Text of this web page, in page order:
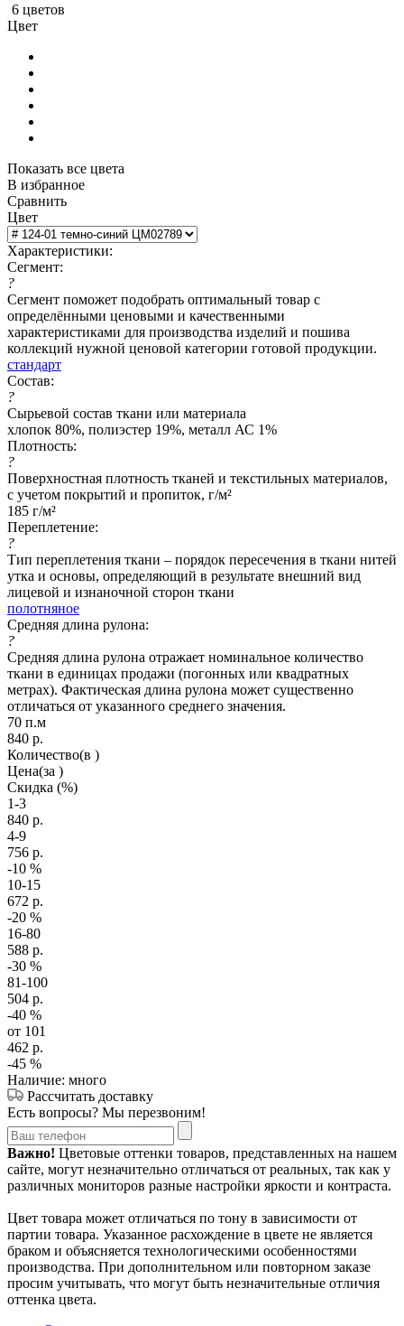
6 цветов
Цвет
Показать все цвета
В избранное
Сравнить
Цвет
Характеристики:
Сегмент:
?
Сегмент поможет подобрать оптимальный товар с
определёнными ценовыми и качественными
характеристиками для производства изделий и пошива
коллекций нужной ценовой категории готовой продукции.
стандарт
Состав:
?
Сырьевой состав ткани или материала
хлопок 80%, полиэстер 19%, металл АС 1%
Плотность:
?
Поверхностная плотность тканей и текстильных материалов,
с учетом покрытий и пропиток, г/м²
185 г/м²
Переплетение:
?
Тип переплетения ткани – порядок пересечения в ткани нитей
утка и основы, определяющий в результате внешний вид
лицевой и изнаночной сторон ткани
полотняное
Средняя длина рулона:
?
Средняя длина рулона отражает номинальное количество
ткани в единицах продажи (погонных или квадратных
метрах). Фактическая длина рулона может существенно
отличаться от указанного среднего значения.
70 п.м
840 р.
Количество(в )
Цена(за )
Скидка (%)
1-3
840 р.
4-9
756 р.
-10 %
10-15
672 р.
-20 %
16-80
588 р.
-30 %
81-100
504 р.
-40 %
от 101
462 р.
-45 %
Наличие: много
Рассчитать доставку
Есть вопросы? Мы перезвоним!
Важно! Цветовые оттенки товаров, представленных на нашем
сайте, могут незначительно отличаться от реальных, так как у
различных мониторов разные настройки яркости и контраста.
Цвет товара может отличаться по тону в зависимости от
партии товара. Указанное расхождение в цвете не является
браком и объясняется технологическими особенностями
производства. При дополнительном или повторном заказе
просим учитывать, что могут быть незначительные отличия
оттенка цвета.